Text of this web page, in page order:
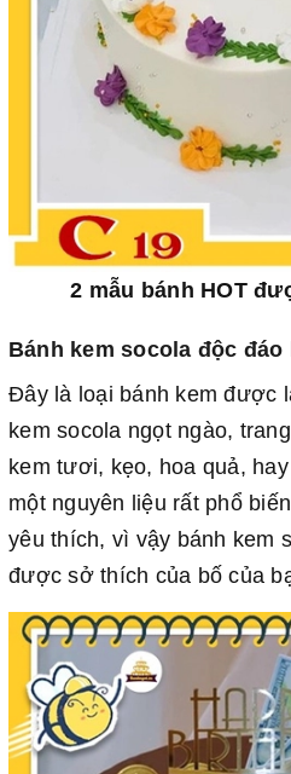
2 mẫu bánh HOT
Bánh kem socola độc đáo
Đây là loại bánh kem được
kem socola ngọt ngào,
kem tươi, kẹo, hoa quả,
một nguyên liệu rất phổ
yêu thích, vì vậy bánh kem
được sở thích của bố của